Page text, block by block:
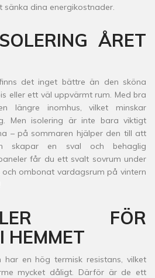
dina energikostnader.
ÅRET
det inget bättre än den sköna
eller ett väl uppvärmt rum. Med bra
längre inomhus, vilket minskar
Men isolering är inte bara viktigt
– på sommaren hjälper den till att
skapar en sval och behaglig
får du ett svalt sovrum under
ombonat vardagsrum på vintern
FÖR
HEMMET
har en hög termisk resistans, vilket
mycket dåligt. Därför är de ett